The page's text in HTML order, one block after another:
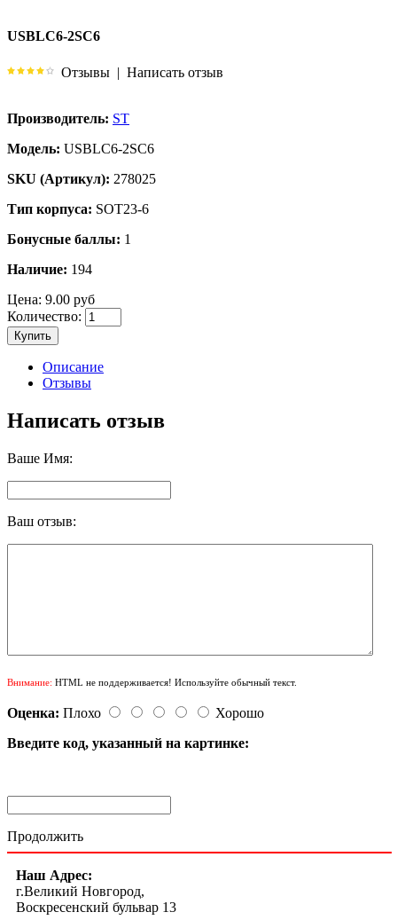
USBLC6-2SC6
Отзывы | Написать отзыв
Производитель: ST
Модель: USBLC6-2SC6
SKU (Артикул): 278025
Тип корпуса: SOT23-6
Бонусные баллы: 1
Наличие: 194
Цена: 9.00 руб
Количество:
Купить
Описание
Отзывы
Написать отзыв
Ваше Имя:
Ваш отзыв:
Внимание: HTML не поддерживается! Используйте обычный текст.
Оценка: Плохо
Хорошо
Введите код, указанный на картинке:
Продолжить
Наш Адрес:
г.Великий Новгород,
Воскресенский бульвар 13